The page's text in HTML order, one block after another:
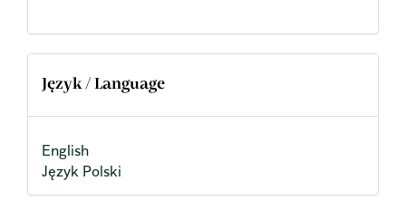
Język / Language
English
Język Polski